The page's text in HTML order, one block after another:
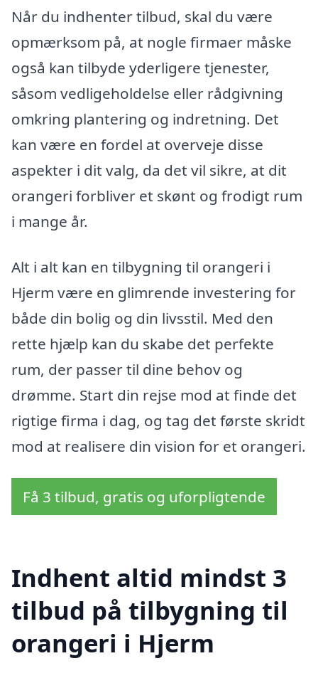
Når du indhenter tilbud, skal du være
opmærksom på, at nogle firmaer måske
også kan tilbyde yderligere tjenester,
såsom vedligeholdelse eller rådgivning
omkring plantering og indretning. Det
kan være en fordel at overveje disse
aspekter i dit valg, da det vil sikre, at dit
orangeri forbliver et skønt og frodigt rum
i mange år.
Alt i alt kan en tilbygning til orangeri i
Hjerm være en glimrende investering for
både din bolig og din livsstil. Med den
rette hjælp kan du skabe det perfekte
rum, der passer til dine behov og
drømme. Start din rejse mod at finde det
rigtige firma i dag, og tag det første skridt
mod at realisere din vision for et orangeri.
Få 3 tilbud, gratis og uforpligtende
Indhent altid mindst 3
tilbud på tilbygning til
orangeri i Hjerm